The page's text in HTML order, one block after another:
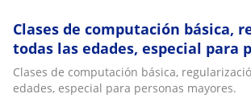
Clases de computación básica,
todas las edades, especial para
mayores
Clases de computación básica,
edades, especial para personas mayores.